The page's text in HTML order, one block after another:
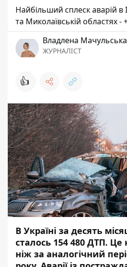
Найбільший сплеск аварій в
та Миколаївській областях -
Владлена Мачульська
ЖУРНАЛІСТ
👍
В Україні за десять
сталось 154 480 ДТП. Це
ніж за аналогічний